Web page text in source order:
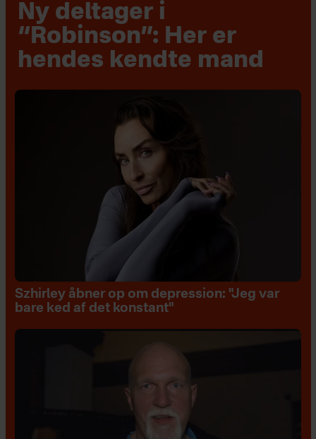
Ny deltager i
“Robinson”: Her er
hendes kendte mand
Szhirley åbner op om depression: "Jeg var
bare ked af det konstant"